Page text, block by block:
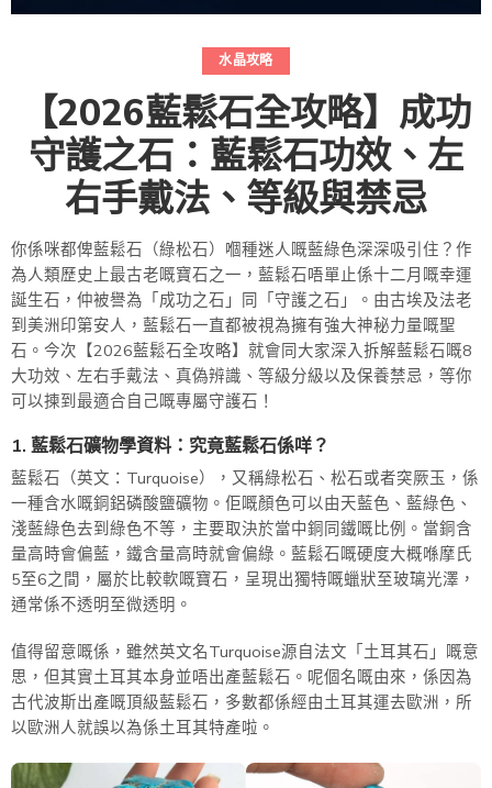
水晶攻略
【2026藍鬆石全攻略】成功
守護之石：藍鬆石功效、左
右手戴法、等級與禁忌
你係咪都俾藍鬆石（綠松石）嗰種迷人嘅藍綠色深深吸引住？作
為人類歷史上最古老嘅寶石之一，藍鬆石唔單止係十二月嘅幸運
誕生石，仲被譽為「成功之石」同「守護之石」。由古埃及法老
到美洲印第安人，藍鬆石一直都被視為擁有強大神秘力量嘅聖
石。今次【2026藍鬆石全攻略】就會同大家深入拆解藍鬆石嘅8
大功效、左右手戴法、真偽辨識、等級分級以及保養禁忌，等你
可以揀到最適合自己嘅專屬守護石！
1. 藍鬆石礦物學資料：究竟藍鬆石係咩？
藍鬆石（英文：Turquoise），又稱綠松石、松石或者突厥玉，係
一種含水嘅銅鋁磷酸鹽礦物。佢嘅顏色可以由天藍色、藍綠色、
淺藍綠色去到綠色不等，主要取決於當中銅同鐵嘅比例。當銅含
量高時會偏藍，鐵含量高時就會偏綠。藍鬆石嘅硬度大概喺摩氏
5至6之間，屬於比較軟嘅寶石，呈現出獨特嘅蠟狀至玻璃光澤，
通常係不透明至微透明。
值得留意嘅係，雖然英文名Turquoise源自法文「土耳其石」嘅意
思，但其實土耳其本身並唔出產藍鬆石。呢個名嘅由來，係因為
古代波斯出產嘅頂級藍鬆石，多數都係經由土耳其運去歐洲，所
以歐洲人就誤以為係土耳其特產啦。